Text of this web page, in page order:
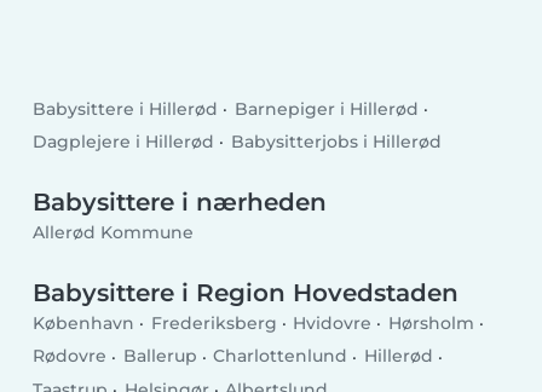
Babysittere i Hillerød
Barnepiger i Hillerød
Dagplejere i Hillerød
Babysitterjobs i Hillerød
Babysittere i nærheden
Allerød Kommune
Babysittere i Region Hovedstaden
København Frederiksberg Hvidovre
Hørsholm
Rødovre
Ballerup Charlottenlund
Hillerød